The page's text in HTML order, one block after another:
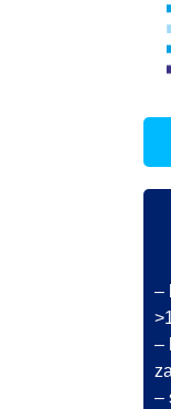
–
–
–